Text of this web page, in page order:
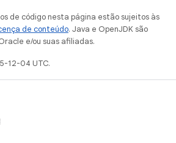
de código nesta página estão sujeitos às
de conteúdo. Java e OpenJDK são
e/ou suas afiliadas.
12-04 UTC.